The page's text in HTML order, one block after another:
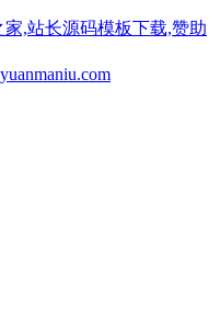
,站长源码模板下载,赞助